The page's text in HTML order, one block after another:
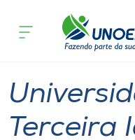
Cursos
Pesquisa
acontece
Terceira